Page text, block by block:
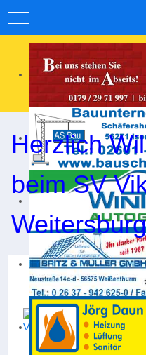
Mobile Menu Toggle
Herzlich
beim SV